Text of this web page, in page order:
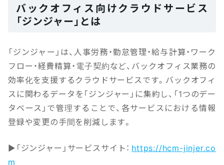
バックオフィス向けクラウドサービス
「ジンジャー」とは
「ジンジャー」は、人事労務・勤怠管理・給与計算・ワーク
フロー・経費精算・電子契約など、バックオフィス業務の
効率化を支援するクラウドサービスです。バックオフィ
スに関わるデータを「ジンジャー」に集約し、「1つのデー
タベース」で管理することで、各サービスにおける情報
登録や変更の手間を削減します。
▶「ジンジャー」サービスサイト： https://hcm-jinjer.co
m